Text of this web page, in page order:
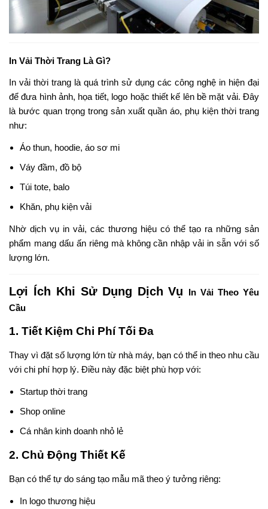
In Vải Thời Trang Là Gì?
In vải thời trang là quá trình sử dụng các công nghệ in hiện đại
để đưa hình ảnh, họa tiết, logo hoặc thiết kế lên bề mặt vải. Đây
là bước quan trọng trong sản xuất quần áo, phụ kiện thời trang
như:
Áo thun, hoodie, áo sơ mi
Váy đầm, đồ bộ
Túi tote, balo
Khăn, phụ kiện vải
Nhờ dịch vụ in vải, các thương hiệu có thể tạo ra những sản
phẩm mang dấu ấn riêng mà không cần nhập vải in sẵn với số
lượng lớn.
Lợi Ích Khi Sử Dụng Dịch Vụ
In Vải Theo Yêu
Cầu
1. Tiết Kiệm Chi Phí Tối Đa
Thay vì đặt số lượng lớn từ nhà máy, bạn có thể in theo nhu cầu
với chi phí hợp lý. Điều này đặc biệt phù hợp với:
Startup thời trang
Shop online
Cá nhân kinh doanh nhỏ lẻ
2. Chủ Động Thiết Kế
Bạn có thể tự do sáng tạo mẫu mã theo ý tưởng riêng:
In logo thương hiệu